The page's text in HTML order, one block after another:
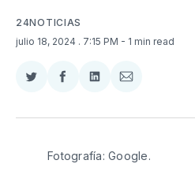
24NOTICIAS
julio 18, 2024 . 7:15 PM - 1 min read
Compartir
Twitter
Compartir
Facebook
Compartir
LinkedIn
Compartir
Email
Fotografía: Google.